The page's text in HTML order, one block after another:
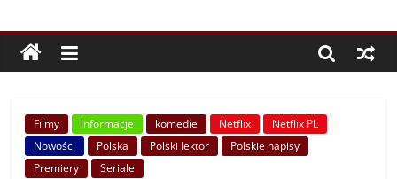
Filmy Informacje komedie Netflix
Netflix PL
Nowości
Polska Polski lektor
Polskie napisy
Premiery
Seriale